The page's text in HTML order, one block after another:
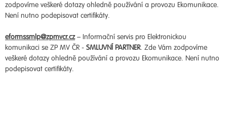
zodpovíme veškeré dotazy ohledně používání a provozu Ekomunikace.
Není nutno podepisovat certifikáty.
eformssmlp@zpmvcr.cz– Informační servis pro Elektronickou
komunikaci se ZP MV ČR - SMLUVNÍ PARTNER. Zde Vám zodpovíme
veškeré dotazy ohledně používání a provozu Ekomunikace. Není nutno
podepisovat certifikáty.